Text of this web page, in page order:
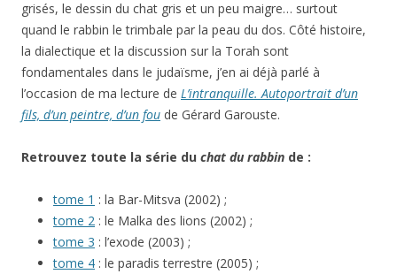
grisés, le dessin du chat gris et un peu maigre… surtout
quand le rabbin le trimbale par la peau du dos. Côté histoire,
la dialectique et la discussion sur la Torah sont
fondamentales dans le judaïsme, j’en ai déjà parlé à
l’occasion de ma lecture de L’intranquille. Autoportrait d’un
fils, d’un peintre, d’un fou de Gérard Garouste.
Retrouvez toute la série du chat du rabbin de :
tome 1 : la Bar-Mitsva (2002) ;
tome 2 : le Malka des lions (2002) ;
tome 3 : l’exode (2003) ;
tome 4 : le paradis terrestre (2005) ;